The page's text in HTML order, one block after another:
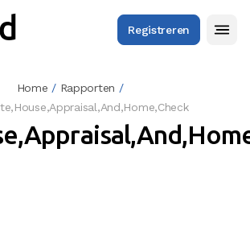
Registreren
Home / Rapporten /